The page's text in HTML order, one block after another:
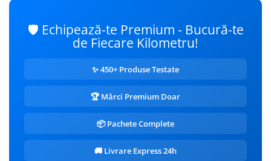
🛡️ Echipează-te Premium - Bucură-te
de Fiecare Kilometru!
✨ 450+ Produse Testate
🏆 Mărci Premium Doar
📦 Pachete Complete
🚚 Livrare Express 24h